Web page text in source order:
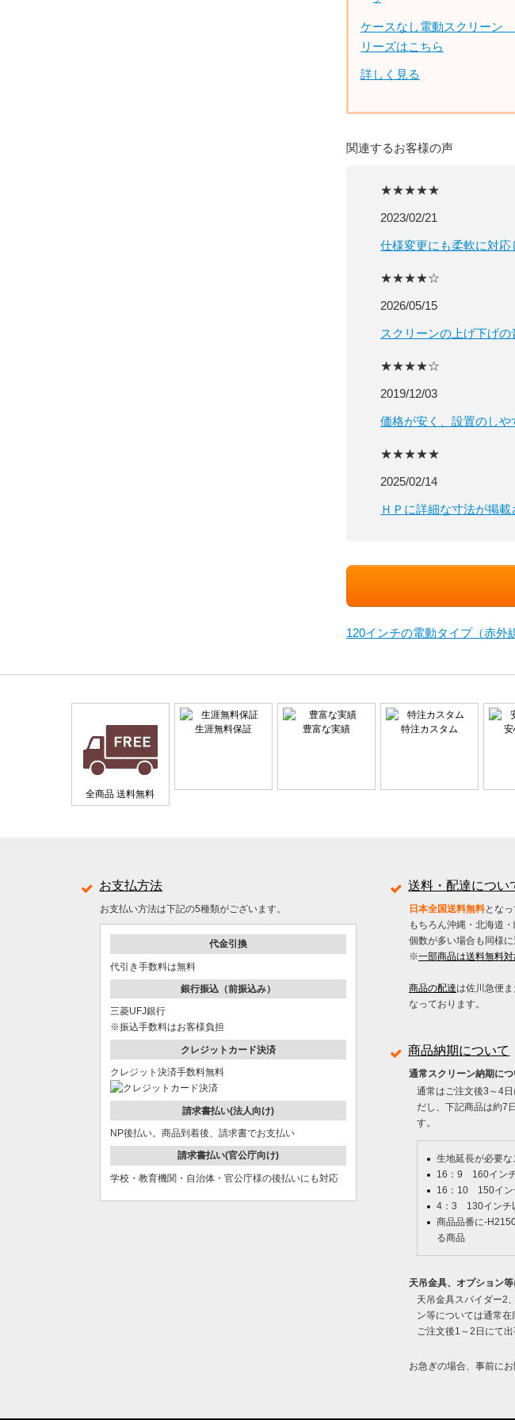
ケースなし電動スクリーン
リーズはこちら
詳しく見る
関連するお客様の声
★★★★★
2023/02/21
仕様変更にも柔軟に対
★★★★☆
2026/05/15
スクリーンの上げ下げ
★★★★☆
2019/12/03
価格が安く、設置のし
★★★★★
2025/02/14
ＨＰに詳細な寸法が掲
120インチの電動タイプ（赤外
全商品 送料無料
生涯無料保証 豊富な実績 特注カスタム
お支払方法
お支払い方法は下記の5種類がございます。
代金引換
代引き手数料は無料
銀行振込（前振込み）
三菱UFJ銀行
※振込手数料はお客様負担
クレジットカード決済
クレジット決済手数料無料
請求書払い(法人向け)
NP後払い。商品到着後、請求書でお支払い
請求書払い(官公庁向け)
学校・教育機関・自治体・官公庁様の後払いにも対応
送料・配達につい
日本全国送料無料となっ
もちろん沖縄・北海道・
個数が多い場合も同様に
※一部商品は送料無料
商品の配達は佐川急便
なっております。
商品納期について
通常スクリーン納期につ
通常はご注文後3～4
だし、下記商品は約7
す。
生地延長が必要
16：9 160イン
16：10 150イン
4：3 130インチ
商品品番に-
る商品
天吊金具、オプション
天吊金具スパイダー2
ン等については通常在
ご注文後1～2日にて出
お急ぎの場合、事前にお